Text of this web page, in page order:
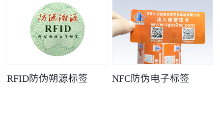
凸码，金/银底
RFID防伪朔源标签 NFC防伪电子标签